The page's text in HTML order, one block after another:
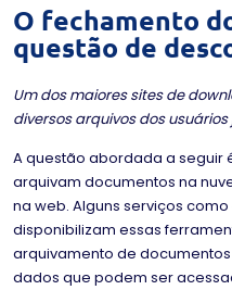
O fechamento
questão de
Um dos maiores sites de
diversos arquivos dos usuários
A questão abordada a seguir
arquivam documentos na
na web. Alguns serviços
disponibilizam essas
arquivamento de
dados que podem ser